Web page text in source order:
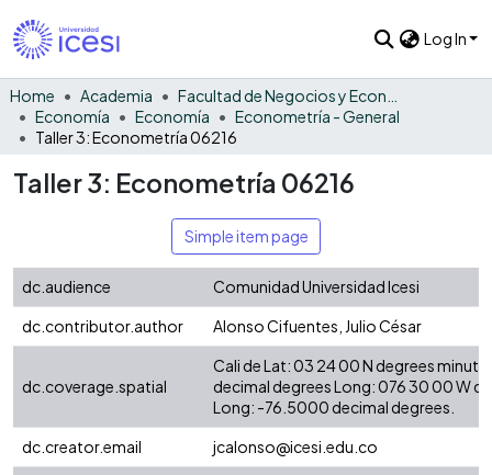
Log In
Home Academia
Economía
Economía
Econometría - General
Taller 3: Econometría 06216
Taller 3: Econometría 06216
Simple item page
dc.audience
Comunidad Universidad Icesi
dc.contributor.author
Alonso Cifuentes, Julio César
dc.coverage.spatial
Cali de Lat: 03 24 00 N degrees
decimal degrees Long: 076 30 00 W
Long: -76.5000 decimal degrees.
dc.creator.email
jcalonso@icesi.edu.co